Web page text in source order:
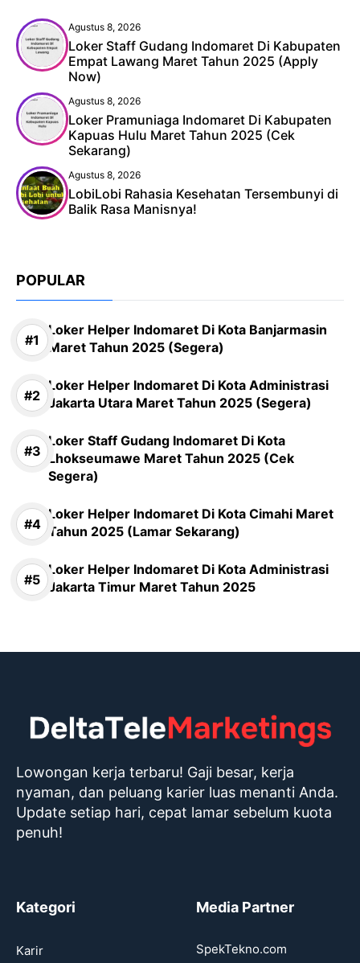
Agustus 8, 2026
Loker Staff Gudang Indomaret Di Kabupaten
Empat Lawang Maret Tahun 2025 (Apply
Now)
Agustus 8, 2026
Loker Pramuniaga Indomaret Di Kabupaten
Kapuas Hulu Maret Tahun 2025 (Cek
Sekarang)
Agustus 8, 2026
LobiLobi Rahasia Kesehatan Tersembunyi di
Balik Rasa Manisnya!
POPULAR
Loker Helper Indomaret Di Kota Banjarmasin
Maret Tahun 2025 (Segera)
Loker Helper Indomaret Di Kota Administrasi
Jakarta Utara Maret Tahun 2025 (Segera)
Loker Staff Gudang Indomaret Di Kota
Lhokseumawe Maret Tahun 2025 (Cek
Segera)
Loker Helper Indomaret Di Kota Cimahi Maret
Tahun 2025 (Lamar Sekarang)
Loker Helper Indomaret Di Kota Administrasi
Jakarta Timur Maret Tahun 2025
Lowongan kerja terbaru! Gaji besar, kerja
nyaman, dan peluang karier luas menanti Anda.
Update setiap hari, cepat lamar sebelum kuota
penuh!
Kategori
Karir
Media Partner
SpekTekno.com